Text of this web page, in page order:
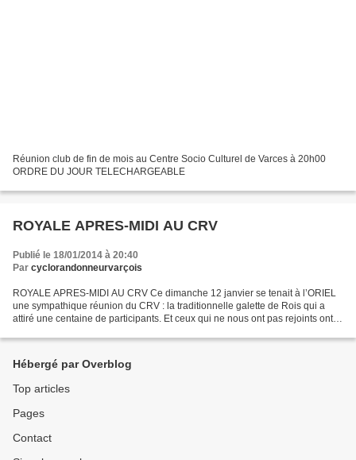
Réunion club de fin de mois au Centre Socio Culturel de Varces à 20h00
ORDRE DU JOUR TELECHARGEABLE
ROYALE APRES-MIDI AU CRV
Publié le 18/01/2014 à 20:40
Par cyclorandonneurvarçois
ROYALE APRES-MIDI AU CRV Ce dimanche 12 janvier se tenait à l’ORIEL
une sympathique réunion du CRV : la traditionnelle galette de Rois qui a
attiré une centaine de participants. Et ceux qui ne nous ont pas rejoints ont
Hébergé par Overblog
Top articles
Pages
Contact